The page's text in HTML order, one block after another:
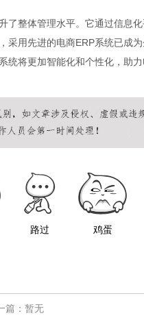
了整体管理水平。它通过信息
采用先进的电商ERP系统已成
统将更加智能化和个性化，助
路过 鸡蛋
篇：暂无